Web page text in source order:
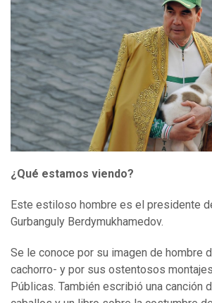
¿Qué estamos viendo?
Este estiloso hombre es el presidente
Gurbanguly Berdymukhamedov.
Se le conoce por su imagen de hombre
cachorro- y por sus ostentosos
Públicas. También escribió una canción